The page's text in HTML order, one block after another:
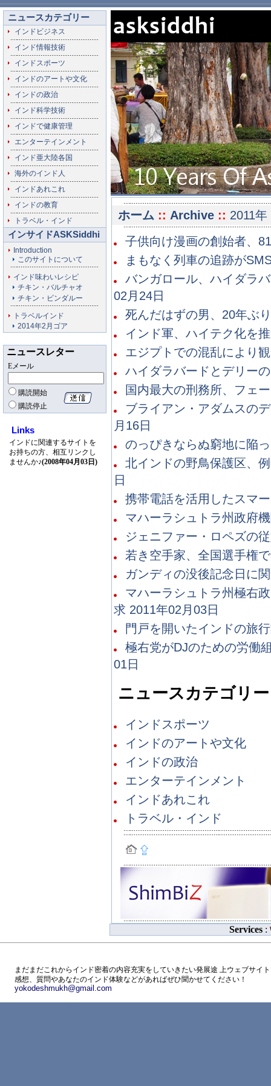
ニュースカテゴリー
インドビジネス
インド情報技術
インドスポーツ
インドのアートや文化
インドの政治
インド科学技術
インドで健康管理
エンターテインメント
インド亜大陸各国
海外のインド人
インドあれこれ
インドの教育
トラベル・インド
インサイドASKSiddhi
Introduction
このサイトについて
インド味わいレシピ
チキン・バルチャオ
チキン・ビンダルー
トラベルインド
2014年2月ゴア
ニュースレター
Eメール
購読開始
購読停止
Links
インドに関連するサイトを
お持ちの方、相互リンクし
ませんか♪(2008年04月03日)
ホーム :: Archive :: 2011年
子供向け漫画の創始者、
まもなく列車の追跡が
バンガロール、ハイダラ
02月24日
死んだはずの男、20年ぶ
インド軍、ハイテク化を
エジプトでの混乱により
ハイダラバードとデリー
国内最大の刑務所、フェ
ブライアン・アダムスの
月16日
のっぴきならぬ窮地に陥
北インドの野鳥保護区、
日
携帯電話を活用したスマ
マハーラシュトラ州政府
ジェニファー・ロペズの
若き空手家、全国選手権
ガンディの没後記念日に
マハーラシュトラ州極右
求 2011年02月03日
門戸を開いたインドの旅
極右党がDJのための労働
01日
ニュースカテゴリー
インドスポーツ
インドのアートや文化
インドの政治
エンターテインメント
インドあれこれ
トラベル・インド
Services :
まだまだこれからインド密着の内容充実をしていきたい発展途 上ウェブサイ
感想、質問やあなたのインド体験などがあればぜひ聞かせてください！
yokodeshmukh@gmail.com